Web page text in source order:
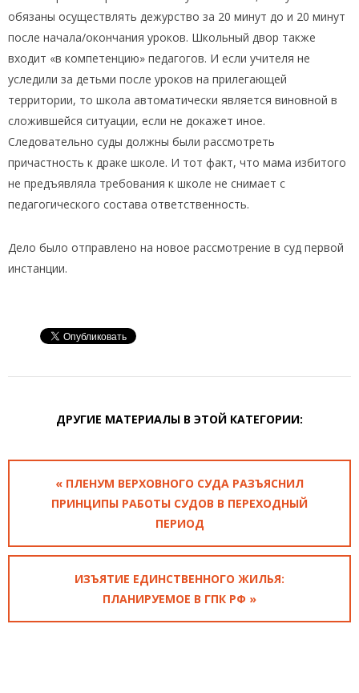
обязаны осуществлять дежурство за 20 минут до и 20 минут
после начала/окончания уроков. Школьный двор также
входит «в компетенцию» педагогов. И если учителя не
уследили за детьми после уроков на прилегающей
территории, то школа автоматически является виновной в
сложившейся ситуации, если не докажет иное.
Следовательно суды должны были рассмотреть
причастность к драке школе. И тот факт, что мама избитого
не предъявляла требования к школе не снимает с
педагогического состава ответственность.
Дело было отправлено на новое рассмотрение в суд первой
инстанции.
ДРУГИЕ МАТЕРИАЛЫ В ЭТОЙ КАТЕГОРИИ:
« ПЛЕНУМ ВЕРХОВНОГО СУДА РАЗЪЯСНИЛ
ПРИНЦИПЫ РАБОТЫ СУДОВ В ПЕРЕХОДНЫЙ
ПЕРИОД
ИЗЪЯТИЕ ЕДИНСТВЕННОГО ЖИЛЬЯ:
ПЛАНИРУЕМОЕ В ГПК РФ »